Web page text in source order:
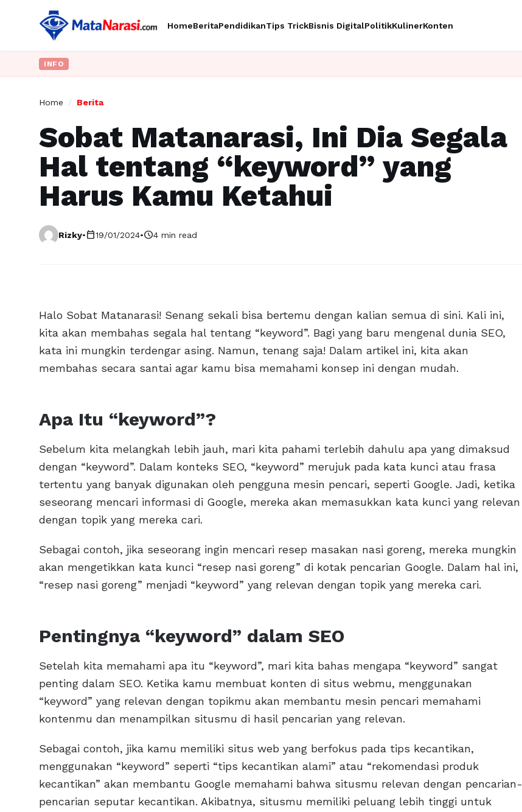
HomeBeritaPendidikanTips TrickBisnis DigitalPolitikKulinerKonten
INFO
Home / Berita
Sobat Matanarasi, Ini Dia Segala
Hal tentang “keyword” yang
Harus Kamu Ketahui
Rizky•calendar_today19/01/2024•schedule4 min read
Halo Sobat Matanarasi! Senang sekali bisa bertemu dengan kalian semua di sini. Kali ini,
kita akan membahas segala hal tentang “keyword”. Bagi yang baru mengenal dunia SEO,
kata ini mungkin terdengar asing. Namun, tenang saja! Dalam artikel ini, kita akan
membahas secara santai agar kamu bisa memahami konsep ini dengan mudah.
Apa Itu “keyword”?
Sebelum kita melangkah lebih jauh, mari kita pahami terlebih dahulu apa yang dimaksud
dengan “keyword”. Dalam konteks SEO, “keyword” merujuk pada kata kunci atau frasa
tertentu yang banyak digunakan oleh pengguna mesin pencari, seperti Google. Jadi, ketika
seseorang mencari informasi di Google, mereka akan memasukkan kata kunci yang relevan
dengan topik yang mereka cari.
Sebagai contoh, jika seseorang ingin mencari resep masakan nasi goreng, mereka mungkin
akan mengetikkan kata kunci “resep nasi goreng” di kotak pencarian Google. Dalam hal ini,
“resep nasi goreng” menjadi “keyword” yang relevan dengan topik yang mereka cari.
Pentingnya “keyword” dalam SEO
Setelah kita memahami apa itu “keyword”, mari kita bahas mengapa “keyword” sangat
penting dalam SEO. Ketika kamu membuat konten di situs webmu, menggunakan
“keyword” yang relevan dengan topikmu akan membantu mesin pencari memahami
kontenmu dan menampilkan situsmu di hasil pencarian yang relevan.
Sebagai contoh, jika kamu memiliki situs web yang berfokus pada tips kecantikan,
menggunakan “keyword” seperti “tips kecantikan alami” atau “rekomendasi produk
kecantikan” akan membantu Google memahami bahwa situsmu relevan dengan pencarian-
pencarian seputar kecantikan. Akibatnya, situsmu memiliki peluang lebih tinggi untuk